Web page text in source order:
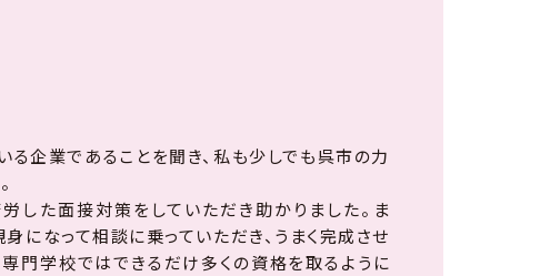
企業であることを聞き、私も少しでも呉市の力
した面接対策をしていただき助かりました。ま
になって相談に乗っていただき、うまく完成させ
門学校ではできるだけ多くの資格を取るように